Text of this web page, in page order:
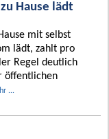
Hause lädt
mit selbst
lädt, zahlt pro
Regel deutlich
öffentlichen
...